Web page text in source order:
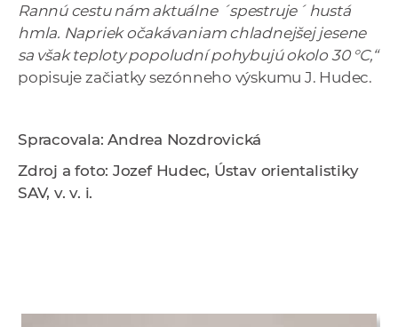
Rannú cestu nám aktuálne ´spestruje´ hustá
hmla. Napriek očakávaniam chladnejšej jesene
sa však teploty popoludní pohybujú okolo 30 °C,“
popisuje začiatky sezónneho výskumu J. Hudec.
Spracovala: Andrea Nozdrovická
Zdroj a foto: Jozef Hudec, Ústav orientalistiky
SAV, v. v. i.